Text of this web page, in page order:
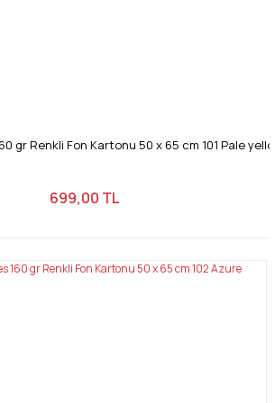
gr Renkli Fon Kartonu 50 x 65 cm 101 Pale
699,00 TL